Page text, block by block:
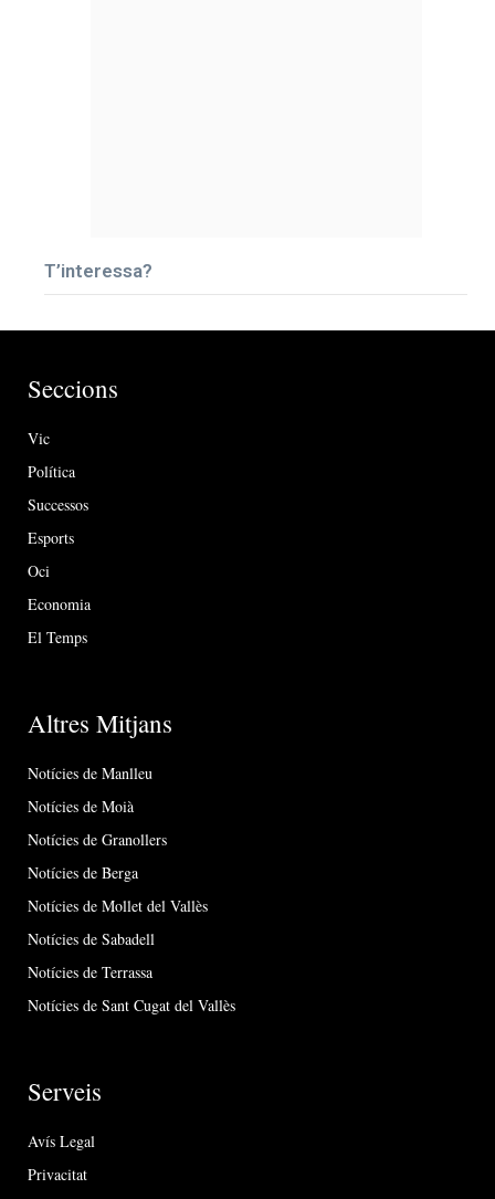
T’interessa?
Seccions
Vic
Política
Successos
Esports
Oci
Economia
El Temps
Altres Mitjans
Notícies de Manlleu
Notícies de Moià
Notícies de Granollers
Notícies de Berga
Notícies de Mollet del Vallès
Notícies de Sabadell
Notícies de Terrassa
Notícies de Sant Cugat del Vallès
Serveis
Avís Legal
Privacitat